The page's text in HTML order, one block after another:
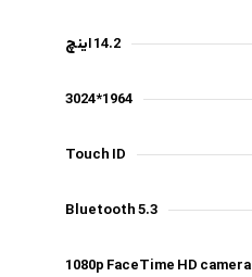
14.2 اینچ
3024*1964
Touch ID
Bluetooth 5.3
1080p FaceTime HD camera